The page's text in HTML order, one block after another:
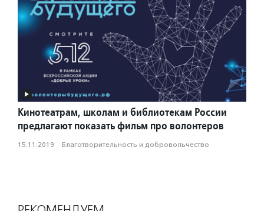
Кинотеатрам, школам и библиотекам России
предлагают показать фильм про волонтеров
15.11.2019 · Благотвори­тель­ность и доброволь­чест­во